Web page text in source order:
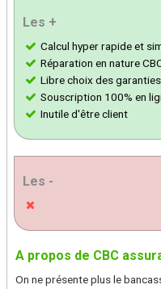
Les +
Calcul hyper rapide et
Réparation en nature
Libre choix des garanties
Souscription 100% en
Inutile d'être client
Les -
A propos de CBC
On ne présente plus le